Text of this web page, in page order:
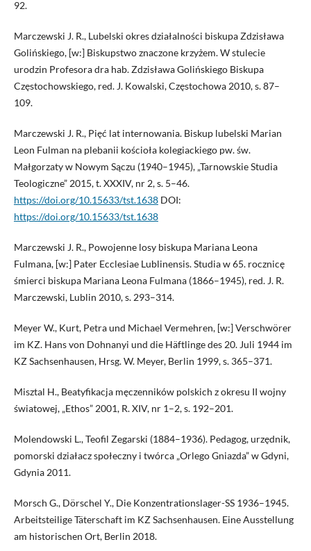
92.
Marczewski J. R., Lubelski okres działalności biskupa Zdzisława
Golińskiego, [w:] Biskupstwo znaczone krzyżem. W stulecie
urodzin Profesora dra hab. Zdzisława Golińskiego Biskupa
Częstochowskiego, red. J. Kowalski, Częstochowa 2010, s. 87–
109.
Marczewski J. R., Pięć lat internowania. Biskup lubelski Marian
Leon Fulman na plebanii kościoła kolegiackiego pw. św.
Małgorzaty w Nowym Sączu (1940–1945), „Tarnowskie Studia
Teologiczne” 2015, t. XXXIV, nr 2, s. 5–46.
https://doi.org/10.15633/tst.1638DOI:
https://doi.org/10.15633/tst.1638
Marczewski J. R., Powojenne losy biskupa Mariana Leona
Fulmana, [w:] Pater Ecclesiae Lublinensis. Studia w 65. rocznicę
śmierci biskupa Mariana Leona Fulmana (1866–1945), red. J. R.
Marczewski, Lublin 2010, s. 293–314.
Meyer W., Kurt, Petra und Michael Vermehren, [w:] Verschwörer
im KZ. Hans von Dohnanyi und die Häftlinge des 20. Juli 1944 im
KZ Sachsenhausen, Hrsg. W. Meyer, Berlin 1999, s. 365–371.
Misztal H., Beatyfikacja męczenników polskich z okresu II wojny
światowej, „Ethos” 2001, R. XIV, nr 1–2, s. 192–201.
Molendowski L., Teofil Zegarski (1884–1936). Pedagog, urzędnik,
pomorski działacz społeczny i twórca „Orlego Gniazda” w Gdyni,
Gdynia 2011.
Morsch G., Dörschel Y., Die Konzentrationslager-SS 1936–1945.
Arbeitsteilige Täterschaft im KZ Sachsenhausen. Eine Ausstellung
am historischen Ort, Berlin 2018.